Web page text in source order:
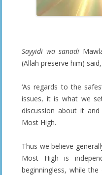
Sayyidi wa sanadi
(Allah preserve him) said,
‘As regards to the
issues, it is what we
discussion about it
Most High.
Thus we believe
Most High is
beginningless, while